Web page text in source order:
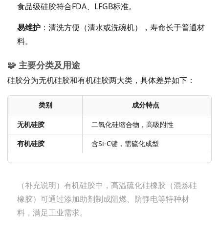
食品级硅胶符合FDA、LFGB标准。
易维护 ：清洗方便（清水或洗碗机），寿命长于普通材
料。
🧩 主要分类及用途
硅胶分为无机硅胶和有机硅胶两大类，具体差异如下：
类别 成分特点
无机硅胶 二氧化硅缩合物，高吸附性
有机硅胶 含Si-C键，需硫化成型
（补充说明）有机硅胶中，高温硫化硅橡胶（混炼硅
橡胶）可通过添加助剂制成阻燃、防静电等特种材
料，满足工业需求。